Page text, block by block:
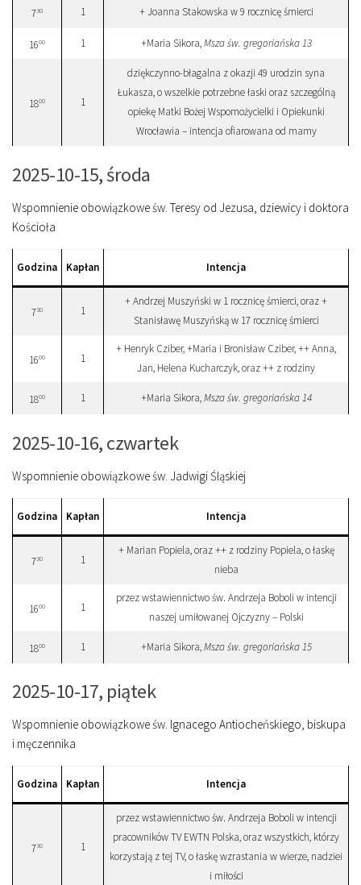
730 1 + Joanna Stakowska w 9 rocznicę śmierci
1600 1 +Maria Sikora,Msza św. gregoriańska 13
1800 1
dziękczynno-błagalna z okazji 49 urodzin syna
Łukasza, o wszelkie potrzebne łaski oraz szczególną
opiekę Matki Bożej Wspomożycielki i Opiekunki
Wrocławia – intencja ofiarowana od mamy
2025-10-15, środa
Wspomnienie obowiązkowe św. Teresy od Jezusa, dziewicy i doktora
Kościoła
Godzina Kapłan Intencja
730 1
+ Andrzej Muszyński w 1 rocznicę śmierci, oraz +
Stanisławę Muszyńską w 17 rocznicę śmierci
1600 1
+ Henryk Cziber, +Maria i Bronisław Cziber, ++ Anna,
Jan, Helena Kucharczyk, oraz ++ z rodziny
1800 1 +Maria Sikora,Msza św. gregoriańska 14
2025-10-16, czwartek
Wspomnienie obowiązkowe św. Jadwigi Śląskiej
Godzina Kapłan Intencja
730 1
+ Marian Popiela, oraz ++ z rodziny Popiela, o łaskę
nieba
1600 1
przez wstawiennictwo św. Andrzeja Boboli w intencji
naszej umiłowanej Ojczyzny – Polski
1800 1 +Maria Sikora,Msza św. gregoriańska 15
2025-10-17, piątek
Wspomnienie obowiązkowe św. Ignacego Antiocheńskiego, biskupa
i męczennika
Godzina Kapłan Intencja
730 1
przez wstawiennictwo św. Andrzeja Boboli w intencji
pracowników TV EWTN Polska, oraz wszystkich, którzy
korzystają z tej TV, o łaskę wzrastania w wierze, nadziei
i miłości